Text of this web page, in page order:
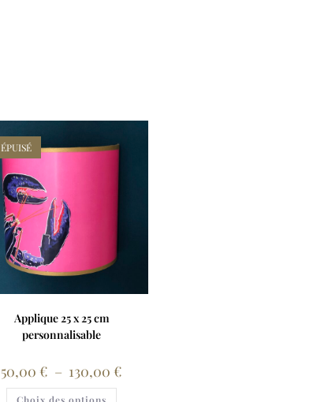
ÉPUISÉ
Applique 25 x 25 cm
personnalisable
50,00€ – 130,00€
Choix des options